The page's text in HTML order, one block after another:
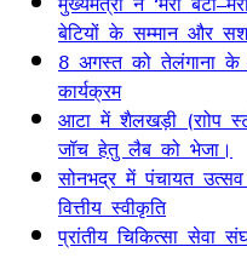
बेटियों के सम्मान और
8 अगस्त को तेलंगाना के
कार्यक्रम
आटा में शैलखड़ी (राोप
जॉच हेतु लैब को भेजा।
सोनभद्र में पंचायत
वित्तीय स्वीकृति
प्रांतीय चिकित्सा सेवा